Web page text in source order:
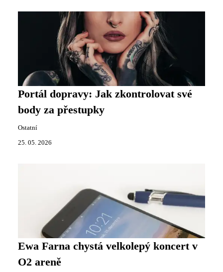
Portál dopravy: Jak zkontrolovat své
body za přestupky
Ostatní
25. 05. 2026
Ewa Farna chystá velkolepý koncert v
O2 areně